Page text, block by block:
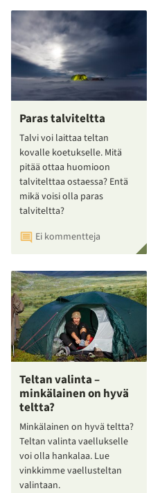
Paras talviteltta
Talvi voi laittaa teltan
kovalle koetukselle. Mitä
pitää ottaa huomioon
talvitelttaa ostaessa? Entä
mikä voisi olla paras
talviteltta?
Ei kommentteja
Teltan valinta –
minkälainen on hyvä
teltta?
Minkälainen on hyvä teltta?
Teltan valinta vaellukselle
voi olla hankalaa. Lue
vinkkimme vaellusteltan
valintaan.